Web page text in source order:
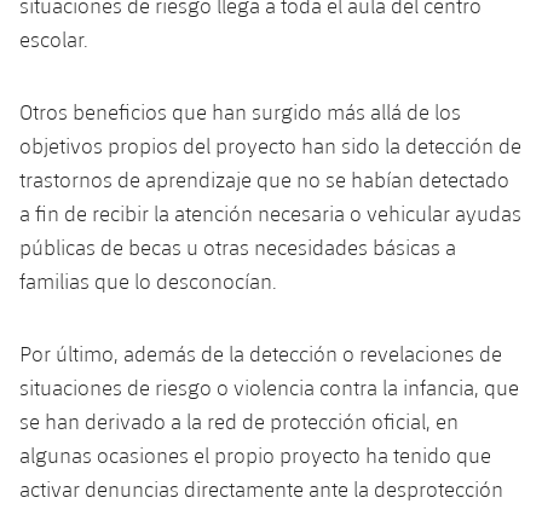
situaciones de riesgo llega a toda el aula del centro
escolar.
Otros beneficios que han surgido más allá de los
objetivos propios del proyecto han sido la detección de
trastornos de aprendizaje que no se habían detectado
a fin de recibir la atención necesaria o vehicular ayudas
públicas de becas u otras necesidades básicas a
familias que lo desconocían.
Por último, además de la detección o revelaciones de
situaciones de riesgo o violencia contra la infancia, que
se han derivado a la red de protección oficial, en
algunas ocasiones el propio proyecto ha tenido que
activar denuncias directamente ante la desprotección